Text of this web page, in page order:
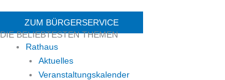
ZUM BÜRGERSERVICE
DIE BELIEBTESTEN THEMEN
Rathaus
Aktuelles
Veranstaltungskalender